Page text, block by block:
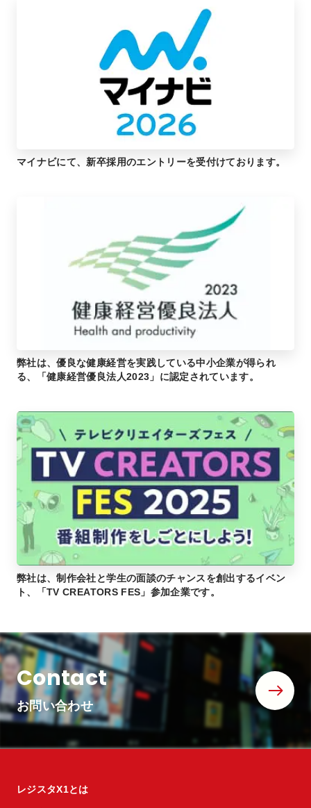
マイナビにて、新卒採用のエントリーを受付けております。
弊社は、優良な健康経営を実践している中小企業が得られ
る、「健康経営優良法人2023」に認定されています。
弊社は、制作会社と学生の面談のチャンスを創出するイベン
ト、「TV CREATORS FES」参加企業です。
Contact
お問い合わせ
レジスタX1とは